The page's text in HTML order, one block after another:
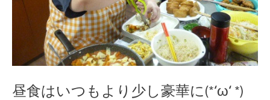
昼食はいつもより少し豪華に(*‘ω‘ *)